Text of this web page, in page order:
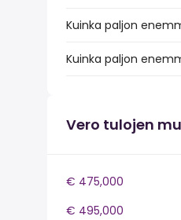
Kuinka paljon
Kuinka paljon
Vero tulojen
€ 475,000
€ 495,000